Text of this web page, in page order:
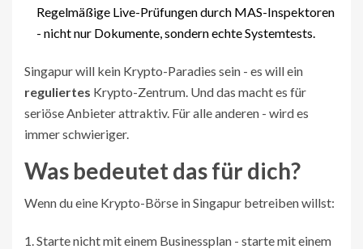
Regelmäßige Live-Prüfungen durch MAS-Inspektoren
- nicht nur Dokumente, sondern echte Systemtests.
Singapur will kein Krypto-Paradies sein - es will ein
reguliertes Krypto-Zentrum. Und das macht es für
seriöse Anbieter attraktiv. Für alle anderen - wird es
immer schwieriger.
Was bedeutet das für dich?
Wenn du eine Krypto-Börse in Singapur betreiben willst:
Starte nicht mit einem Businessplan - starte mit einem